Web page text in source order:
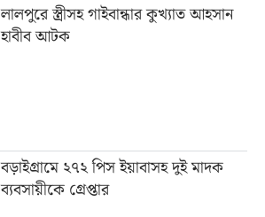
লালপুরে স্ত্রীসহ গাইবান্ধার কুখ্যাত আহসান
হাবীব আটক
বড়াইগ্রামে ২৭২ পিস ইয়াবাসহ দুই মাদক
ব্যবসায়ীকে গ্রেপ্তার